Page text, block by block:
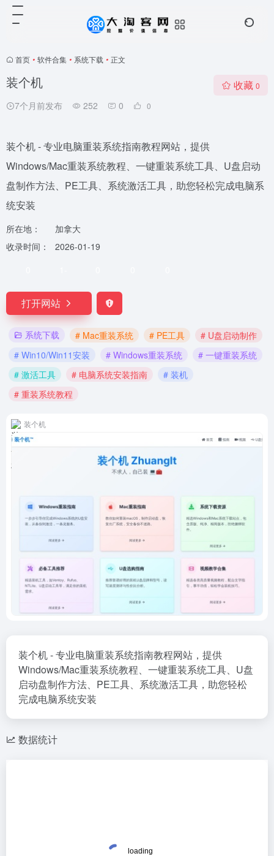
首页 • 软件合集 • 系统下载 • 正文
装个机
7个月前发布 252 0 0
收藏 0
装个机 - 专业电脑重装系统指南教程网站，提供
Windows/Mac重装系统教程、一键重装系统工具、U盘启动
盘制作方法、PE工具、系统激活工具，助您轻松完成电脑系
统安装
所在地：
加拿大
收录时间：
2026-01-19
打开网站
系统下载 # Mac重装系统 # PE工具
# U盘启动制作
# Win10/Win11安装
# Windows重装系统
# 一键重装系统
# 激活工具
# 电脑系统安装指南
# 装机
# 重装系统教程
装个机
装个机 - 专业电脑重装系统指南教程网站，提供
Windows/Mac重装系统教程、一键重装系统工具、U盘
启动盘制作方法、PE工具、系统激活工具，助您轻松
完成电脑系统安装
数据统计